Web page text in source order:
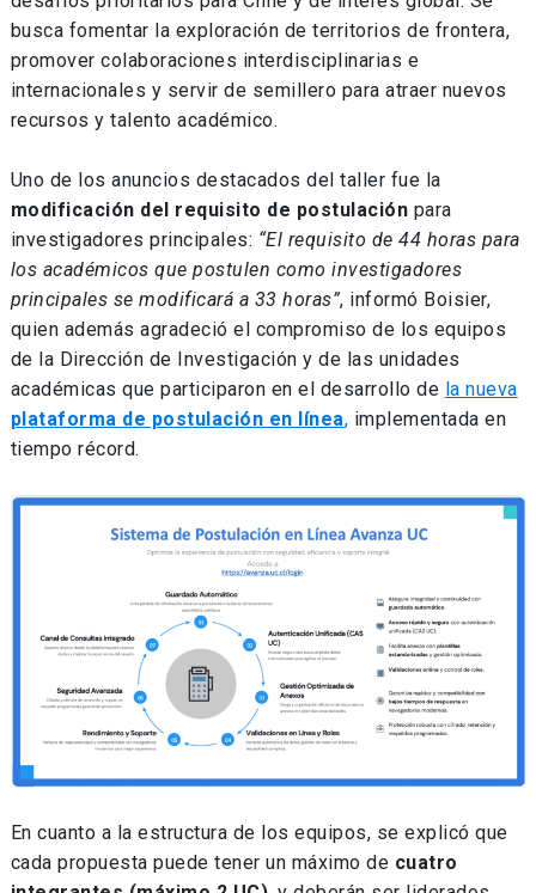
busca fomentar la exploración de territorios de frontera,
promover colaboraciones interdisciplinarias e
internacionales y servir de semillero para atraer nuevos
recursos y talento académico.
Uno de los anuncios destacados del taller fue la
modificación del requisito de postulación para
investigadores principales: “El requisito de 44 horas para
los académicos que postulen como investigadores
principales se modificará a 33 horas”, informó Boisier,
quien además agradeció el compromiso de los equipos
de la Dirección de Investigación y de las unidades
académicas que participaron en el desarrollo de la nueva
plataforma de postulación en línea, implementada en
tiempo récord.
En cuanto a la estructura de los equipos, se explicó que
cada propuesta puede tener un máximo de cuatro